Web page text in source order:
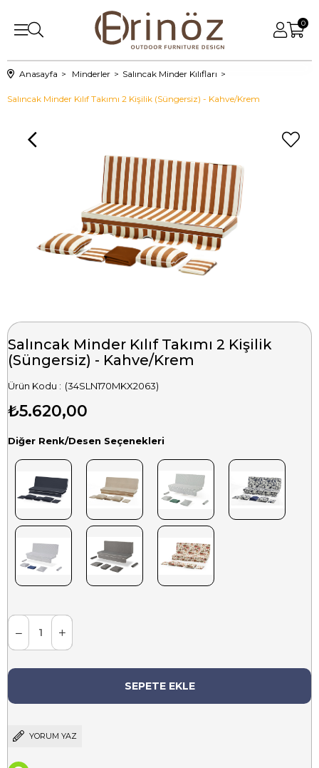
0
Anasayfa Minderler Salıncak Minder Kılıfları
Salıncak Minder Kılıf Takımı 2 Kişilik (Süngersiz) - Kahve/Krem
Salıncak Minder Kılıf Takımı 2 Kişilik
(Süngersiz) - Kahve/Krem
(34SLN170MKX2063)
₺5.620,00
Diğer Renk/Desen Seçenekleri
YORUM YAZ